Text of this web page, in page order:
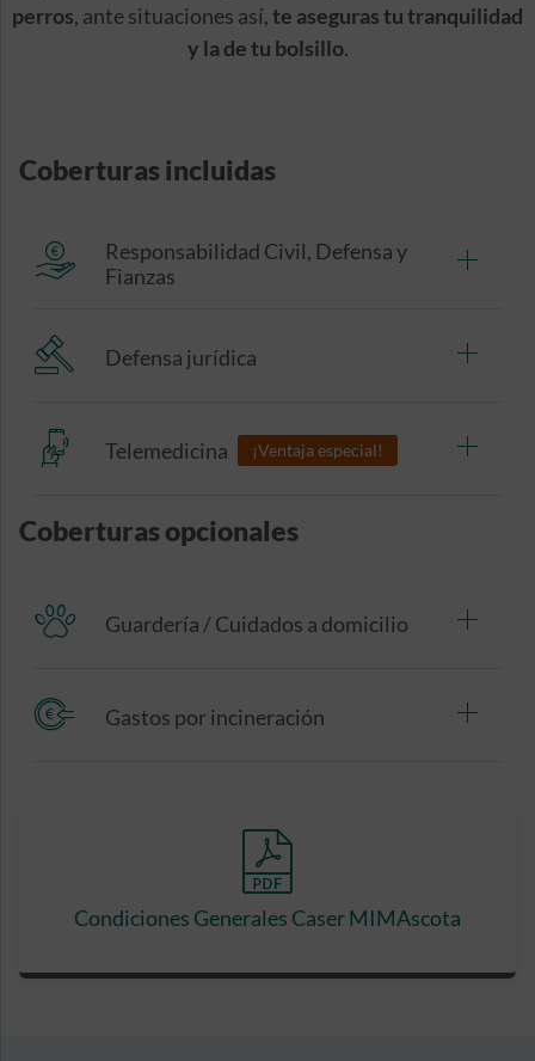
perros, ante situaciones así,te aseguras tu tranquilidad
y la de tu bolsillo.
Coberturas incluidas
Responsabilidad Civil, Defensa y
Fianzas
Defensa jurídica
Telemedicina ¡Ventaja especial!
Coberturas opcionales
Guardería / Cuidados a domicilio
Gastos por incineración
Condiciones Generales Caser MIMAscota